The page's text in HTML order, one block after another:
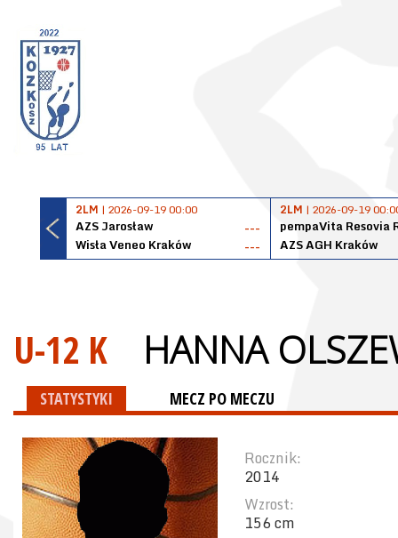
2LM | 2026-09-19 00:00
AZS Jarosław
---
Wisła Veneo Kraków
---
2LM | 2026-09-19
pempaVita Resovia
AZS AGH Kraków
U-12 K HANNA
STATYSTYKI MECZ PO MECZU
Rocznik:
2014
Wzrost:
156 cm